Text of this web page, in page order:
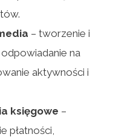
– tworzenie i
na
aktywności i
księgowe –
płatności,